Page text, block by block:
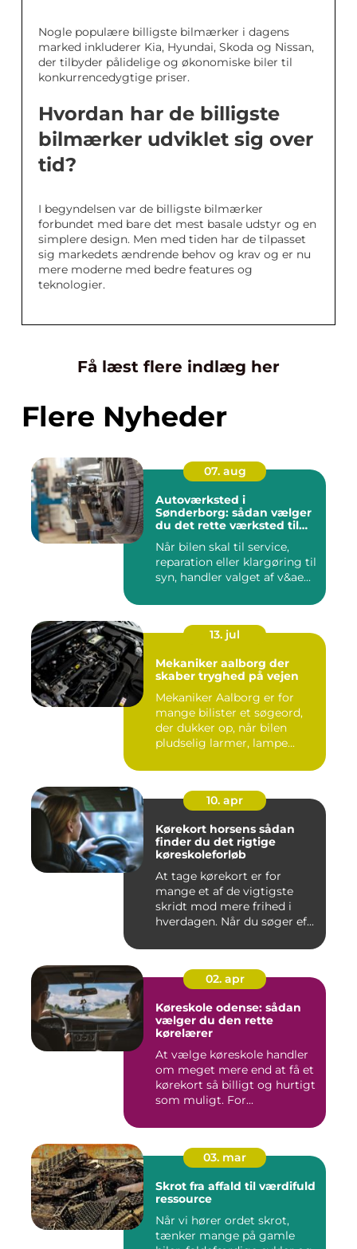
Nogle populære billigste bilmærker i dagens
marked inkluderer Kia, Hyundai, Skoda og Nissan,
der tilbyder pålidelige og økonomiske biler til
konkurrencedygtige priser.
Hvordan har de billigste
bilmærker udviklet sig over
tid?
I begyndelsen var de billigste bilmærker
forbundet med bare det mest basale udstyr og en
simplere design. Men med tiden har de tilpasset
sig markedets ændrende behov og krav og er nu
mere moderne med bedre features og
teknologier.
Få læst flere indlæg her
Flere Nyheder
07. aug
Autoværksted i
Sønderborg: sådan vælger
du det rette værksted til
Når bilen skal til service,
reparation eller klargøring til
syn, handler valget af v&ae...
13. jul
Mekaniker aalborg der
skaber tryghed på vejen
Mekaniker Aalborg er for
mange bilister et søgeord,
der dukker op, når bilen
pludselig larmer, lampe...
10. apr
Kørekort horsens sådan
finder du det rigtige
køreskoleforløb
At tage kørekort er for
mange et af de vigtigste
skridt mod mere frihed i
hverdagen. Når du søger ef...
02. apr
Køreskole odense: sådan
vælger du den rette
kørelærer
At vælge køreskole handler
om meget mere end at få et
kørekort så billigt og hurtigt
som muligt. For...
03. mar
Skrot fra affald til værdifuld
ressource
Når vi hører ordet skrot,
tænker mange på gamle